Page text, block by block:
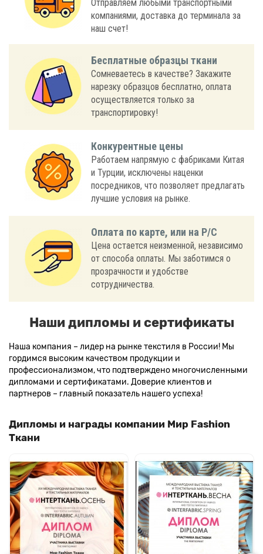
Отправляем любыми транспортными
компаниями, доставка до терминала за
наш счет!
Бесплатные образцы ткани
Сомневаетесь в качестве? Закажите
нарезку образцов бесплатно, оплата
осуществляется только за
транспортировку!
Конкурентные цены
Работаем напрямую с фабриками Китая
и Турции, исключены наценки
посредников, что позволяет предлагать
лучшие условия на рынке.
Оплата по карте, или на Р/С
Цена остается неизменной, независимо
от способа оплаты. Мы заботимся о
прозрачности и удобстве
сотрудничества.
Наши дипломы и сертификаты
Наша компания – лидер на рынке текстиля в России! Мы
гордимся высоким качеством продукции и
профессионализмом, что подтверждено многочисленными
дипломами и сертификатами. Доверие клиентов и
партнеров – главный показатель нашего успеха!
Дипломы и награды компании Мир Fashion
Ткани